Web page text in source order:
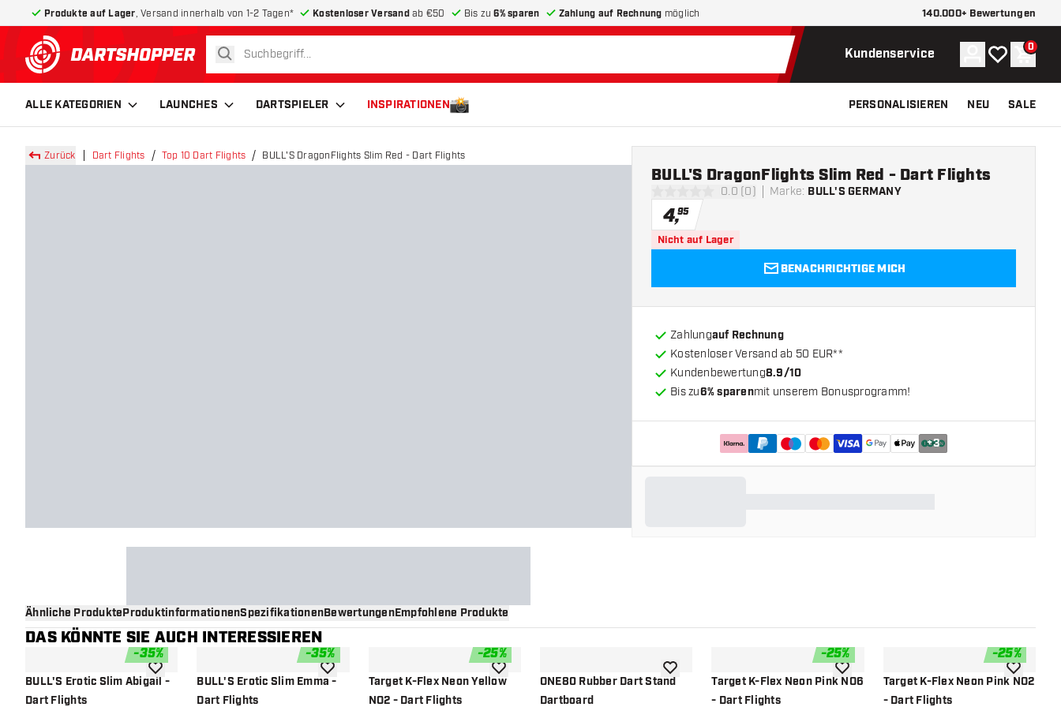
Produkte auf Lager , Versand innerhalb von 1-2 Tagen* Kostenloser Versandab €50 Bis zu6% sparen Zahlung auf Rechnung möglich 140.000+ Bewertungen
zurück zur Startseite
suchen Kundenservice Konto
Meine 0
ALLE KATEGORIEN LAUNCHES DARTSPIELER INSPIRATIONEN PERSONALISIEREN NEU SALE
Zurück Dart Flights Top 10 Dart Flights BULL'S DragonFlights Slim Red - Dart Flights
0 Bewertungssterne
0.0 (0) Marke: BULL'S GERMANY
BULL'S DragonFlights Slim Red - Dart Flights
4,95
Nicht auf Lager
BENACHRICHTIGE MICH
Zahlungauf Rechnung
Kostenloser Versand ab 50 EUR**
Kundenbewertung8.9/10
Bis zu6% sparenmit unserem Bonusprogramm!
+3
Ähnliche ProdukteProduktinformationenSpezifikationenBewertungenEmpfohlene Produkte
DAS KÖNNTE SIE AUCH INTERESSIEREN
-35%
BULL'S Erotic Slim Abigail -
Dart Flights
Zur Wunschliste hinzufügen
-35%
BULL'S Erotic Slim Emma -
Dart Flights
Zur Wunschliste hinzufügen
-25%
Target K-Flex Neon Yellow
NO2 - Dart Flights
Zur Wunschliste hinzufügen
ONE80 Rubber Dart Stand
Dartboard
Zur Wunschliste hinzufügen
-25%
Target K-Flex Neon Pink NO6
- Dart Flights
Zur Wunschliste hinzufügen
-25%
Target K-Flex Neon Pink NO2
- Dart Flights
Zur